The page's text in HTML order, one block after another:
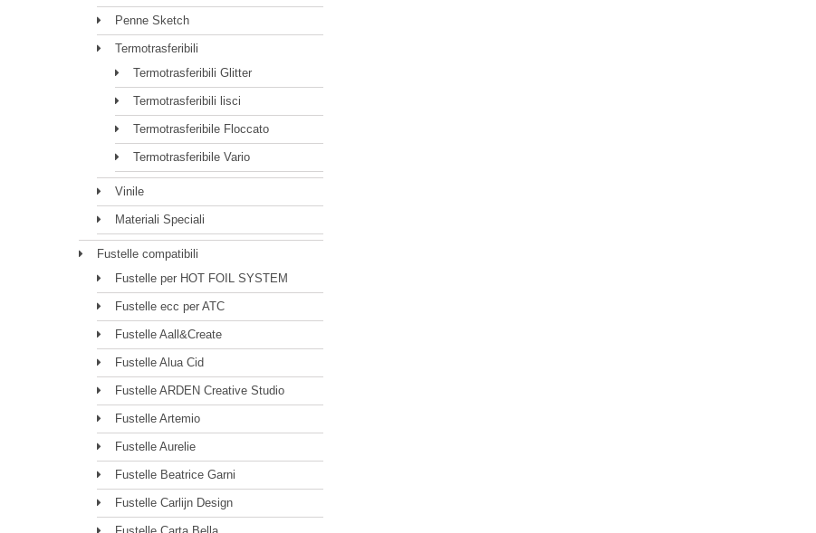
Penne Sketch
Termotrasferibili
Termotrasferibili Glitter
Termotrasferibili lisci
Termotrasferibile Floccato
Termotrasferibile Vario
Vinile
Materiali Speciali
Fustelle compatibili
Fustelle per HOT FOIL SYSTEM
Fustelle ecc per ATC
Fustelle Aall&Create
Fustelle Alua Cid
Fustelle ARDEN Creative Studio
Fustelle Artemio
Fustelle Aurelie
Fustelle Beatrice Garni
Fustelle Carlijn Design